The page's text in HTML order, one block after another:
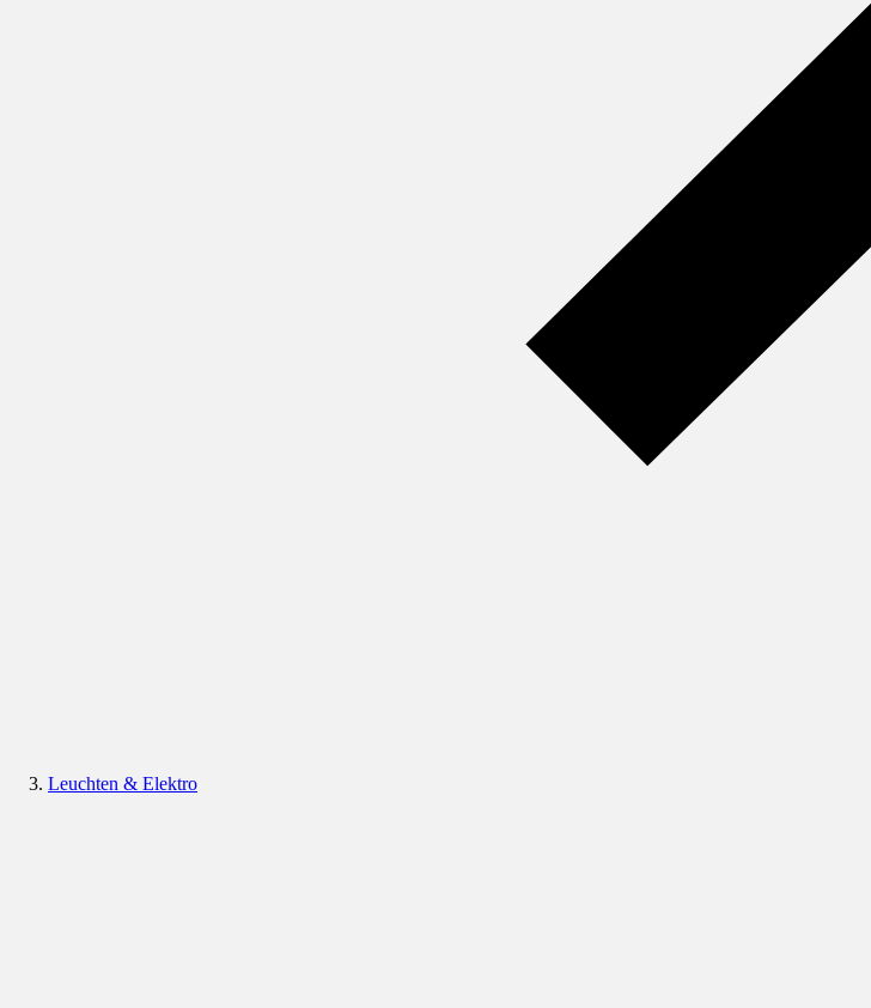
Leuchten & Elektro